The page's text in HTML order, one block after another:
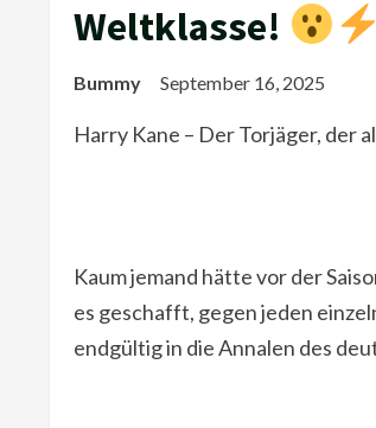
Weltklasse!
Bummy September 16, 2025
Harry Kane – Der Torjäger, der
Kaum jemand hätte vor der
es geschafft, gegen jeden
endgültig in die Annalen des